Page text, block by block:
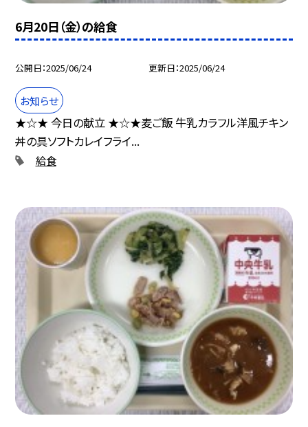
6月20日（金）の給食
公開日 2025/06/24 更新日 2025/06/24
お知らせ
★☆★ 今日の献立 ★☆★麦ご飯 牛乳カラフル洋風チキン
丼の具ソフトカレイフライ...
給食